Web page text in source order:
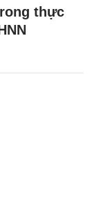
thực